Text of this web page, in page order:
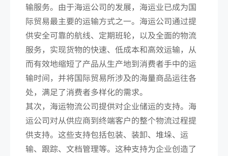
输服务。由于海运公司的发展，海运业已成为国
际贸易最主要的运输方式之一。海运公司通过提
供安全可靠的航线、定期班轮，以及全面的物流
服务，实现货物的快速、低成本和高效运输，从
而有效地缩短了产品从生产地到消费者手中的运
输时间，并将国际贸易所涉及的海量商品运往各
处，满足了消费者多样化的需求。
其次，海运物流公司提供对企业储运的支持。海
运公司对从供应商到终端客户的整个物流过程提
供支持。这些支持包括包装、装卸、堆垛、运
输、跟踪、文档管理等。这种支持为企业创造了